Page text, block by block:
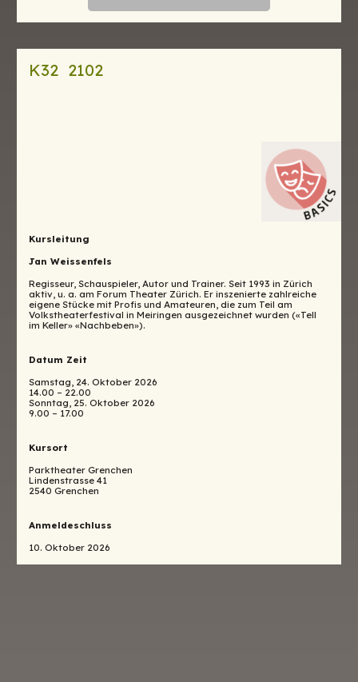
K32 2102
Kursleitung
Jan Weissenfels
Regisseur, Schauspieler, Autor und Trainer. Seit 1993 in Zürich
aktiv, u. a. am Forum Theater Zürich. Er inszenierte zahlreiche
eigene Stücke mit Profis und Amateuren, die zum Teil am
Volkstheaterfestival in Meiringen ausgezeichnet wurden («Tell
im Keller» «Nachbeben»).
Datum Zeit
Samstag, 24. Oktober 2026
14.00 – 22.00
Sonntag, 25. Oktober 2026
9.00 – 17.00
Kursort
Parktheater Grenchen
Lindenstrasse 41
2540 Grenchen
Anmeldeschluss
10. Oktober 2026